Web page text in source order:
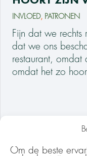
Om de beste
INVLOED, PATRONEN
Fijn dat we
dat we ons
restaurant,
omdat het zo